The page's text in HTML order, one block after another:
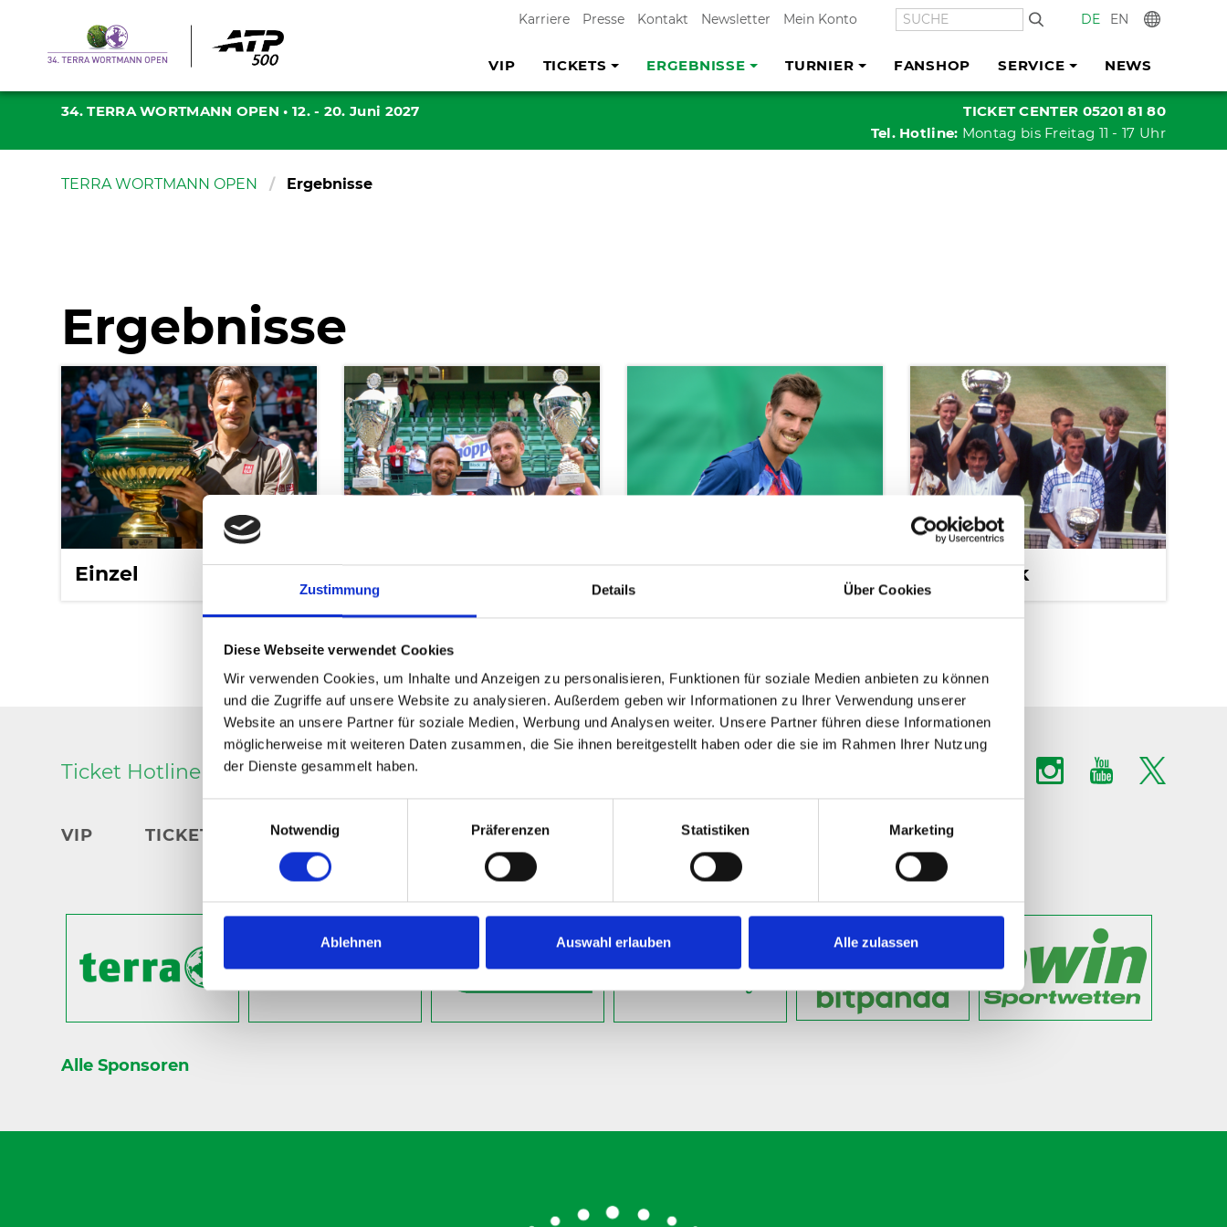
Zustimmung Details Über Cookies
Diese Webseite verwendet Cookies
Wir verwenden Cookies, um Inhalte und Anzeigen zu personalisieren, Funktionen für soziale Medien anbieten zu können
und die Zugriffe auf unsere Website zu analysieren. Außerdem geben wir Informationen zu Ihrer Verwendung unserer
Website an unsere Partner für soziale Medien, Werbung und Analysen weiter. Unsere Partner führen diese Informationen
möglicherweise mit weiteren Daten zusammen, die Sie ihnen bereitgestellt haben oder die sie im Rahmen Ihrer Nutzung
der Dienste gesammelt haben.
Notwendig
Präferenzen Statistiken Marketing
Ablehnen Auswahl erlauben Alle zulassen
Karriere Presse Kontakt Newsletter Mein Konto SUCHE DE EN
VIP TICKETS ERGEBNISSE TURNIER FANSHOP SERVICE NEWS
34. TERRA WORTMANN OPEN• 12. - 20. Juni 2027
TICKET CENTER 05201 81 80
Tel. Hotline: Montag bis Freitag 11 - 17 Uhr
TERRA WORTMANN OPEN Ergebnisse
Ergebnisse
Einzel Rückblick
Ticket Hotline 05201 81 80 oderkarten@
VIP TICKETS ERGEBNISSE TURNIER SERVICE NEWS
Alle Sponsoren